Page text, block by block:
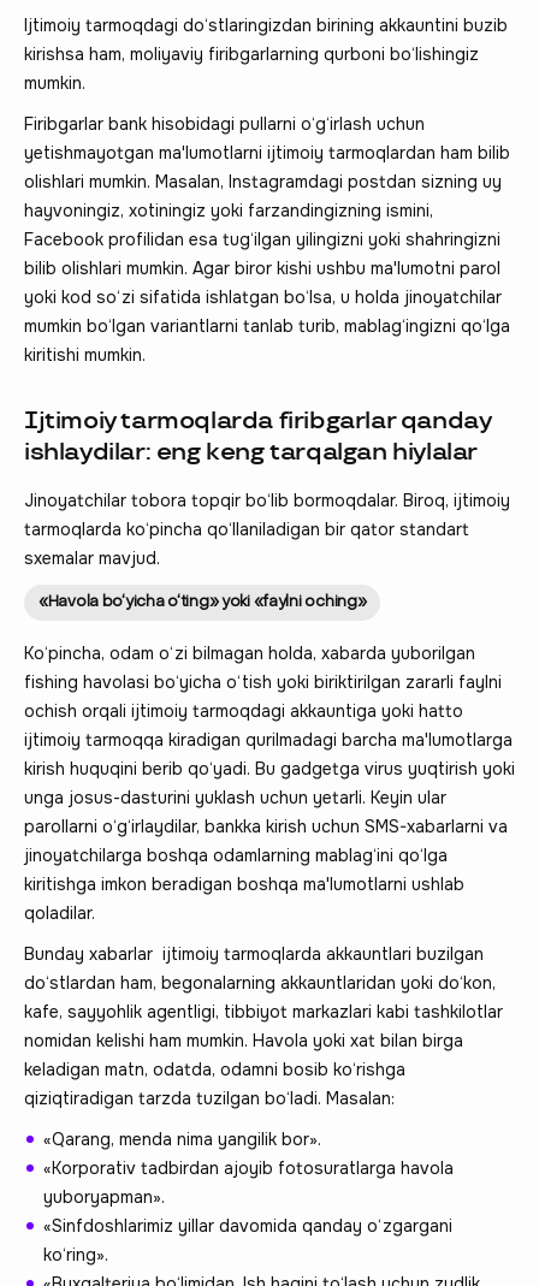
Ijtimoiy tarmoqdagi do‘stlaringizdan birining akkauntini buzib
kirishsa ham, moliyaviy firibgarlarning qurboni bo‘lishingiz
mumkin.
Firibgarlar bank hisobidagi pullarni o‘g‘irlash uchun
yetishmayotgan ma'lumotlarni ijtimoiy tarmoqlardan ham bilib
olishlari mumkin. Masalan, Instagramdagi postdan sizning uy
hayvoningiz, xotiningiz yoki farzandingizning ismini,
Facebook profilidan esa tug‘ilgan yilingizni yoki shahringizni
bilib olishlari mumkin. Agar biror kishi ushbu ma'lumotni parol
yoki kod so‘zi sifatida ishlatgan bo‘lsa, u holda jinoyatchilar
mumkin bo‘lgan variantlarni tanlab turib, mablag‘ingizni qo‘lga
kiritishi mumkin.
Ijtimoiy tarmoqlarda firibgarlar qanday
ishlaydilar: eng keng tarqalgan hiylalar
Jinoyatchilar tobora topqir bo‘lib bormoqdalar. Biroq, ijtimoiy
tarmoqlarda ko‘pincha qo‘llaniladigan bir qator standart
sxemalar mavjud.
«Havola bo‘yicha o‘ting» yoki «faylni oching»
Ko‘pincha, odam o‘zi bilmagan holda, xabarda yuborilgan
fishing havolasi bo‘yicha o‘tish yoki biriktirilgan zararli faylni
ochish orqali ijtimoiy tarmoqdagi akkauntiga yoki hatto
ijtimoiy tarmoqqa kiradigan qurilmadagi barcha ma'lumotlarga
kirish huquqini berib qo‘yadi. Bu gadgetga virus yuqtirish yoki
unga josus-dasturini yuklash uchun yetarli. Keyin ular
parollarni o‘g‘irlaydilar, bankka kirish uchun SMS-xabarlarni va
jinoyatchilarga boshqa odamlarning mablag‘ini qo‘lga
kiritishga imkon beradigan boshqa ma'lumotlarni ushlab
qoladilar.
Bunday xabarlar ijtimoiy tarmoqlarda akkauntlari buzilgan
do‘stlardan ham, begonalarning akkauntlaridan yoki do‘kon,
kafe, sayyohlik agentligi, tibbiyot markazlari kabi tashkilotlar
nomidan kelishi ham mumkin. Havola yoki xat bilan birga
keladigan matn, odatda, odamni bosib ko‘rishga
qiziqtiradigan tarzda tuzilgan bo‘ladi. Masalan:
«Qarang, menda nima yangilik bor».
«Korporativ tadbirdan ajoyib fotosuratlarga havola
yuboryapman».
«Sinfdoshlarimiz yillar davomida qanday o‘zgargani
ko‘ring».